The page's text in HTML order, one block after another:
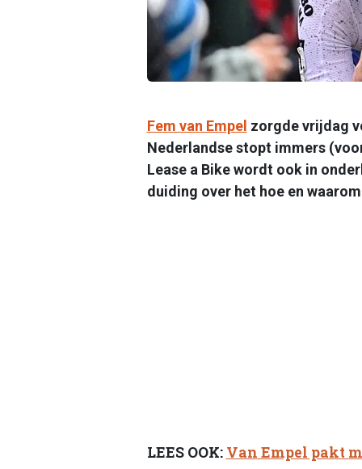
Fem van Empel zorgde vrijdag
Nederlandse stopt immers
Lease a Bike wordt ook in
duiding over het hoe en
LEES OOK: Van Empel pakt